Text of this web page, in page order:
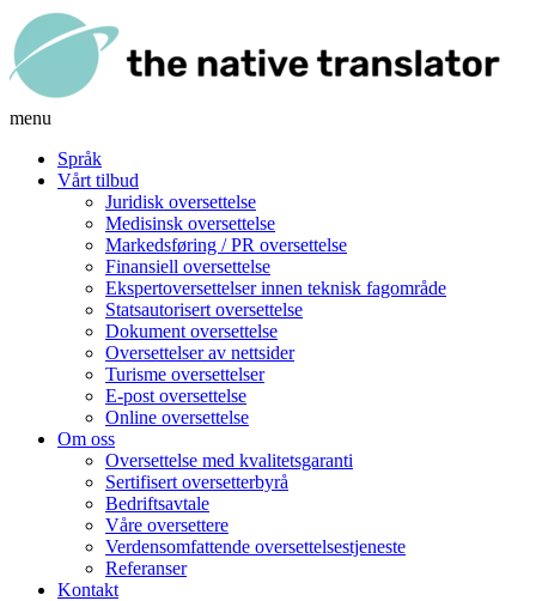
menu
Språk
Vårt tilbud
Juridisk oversettelse
Medisinsk oversettelse
Markedsføring / PR oversettelse
Finansiell oversettelse
Ekspertoversettelser innen teknisk fagområde
Statsautorisert oversettelse
Dokument oversettelse
Oversettelser av nettsider
Turisme oversettelser
E-post oversettelse
Online oversettelse
Om oss
Oversettelse med kvalitetsgaranti
Sertifisert oversetterbyrå
Bedriftsavtale
Våre oversettere
Verdensomfattende oversettelsestjeneste
Referanser
Kontakt